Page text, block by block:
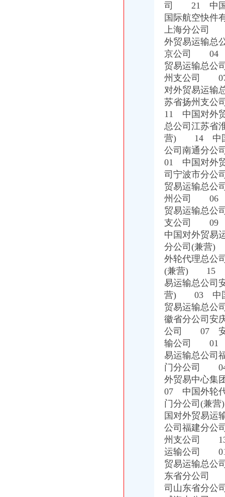
青岛饮料代理公司-青岛饮料代理厂家-|必途青岛饮料代理公司排行榜
价格,厂家,图片,进出口全套代理,重庆市金利国际货物代理有限
重庆雷行天下国际商贸-重庆雷行天下国际商贸招商|重庆雷行天下国际
第32页广东中南美货代公司广东中南美货运代理公司黄页广东中南美
【重庆北京天地顺聘货运代理公司】网点,地址,电话,营业时间-大
专业代理DHL出口到尼泊尔空运到尼泊尔EMS可接液体末,厂家推
化妆品快递巴哈马专业出口敏感货-厂家|供应商-采购国际货物运输出
路运代理业务厂家_路运代理业务厂家/公司-阿里巴巴公司黄页
【重庆北京天地顺聘货运代理公司】网点,地址,电话,营业时间-大
中东专线深圳市飞达国际货运代理有限公司有[公司已核实]-搜狐
郑州报关代理黄页、郑州报关代理公司名录、郑州报关代理供应商、
国内速递代理厂家_国内速递代理厂家/公司-阿里巴巴公司黄页
第45页装货货代公司装货货运代理公司黄页装货货代企业查询-
中原地产免中介费家代理“重庆瑞安天地”-房产新闻-重庆搜狐焦点网
中原地产免中介费家代理“重庆瑞安天地”-房产新闻-重庆搜狐焦点网
重庆恒信天地房地产代理有限公司发展战略研究-收费硕士博士论文-论
重庆市衣服快递到爱尔兰价格门到门国际包税出口服务（图）-供应信
关于公布国际货物运输代理企业名单的通知-法规库-110网
重庆易亿服装贸易有限公司,主营：服装服饰,箱包设计及销售；品
香港进口花王眼罩清关到重庆】国际进口物流,价格,厂家,供应
重庆进口美国咖啡清关运输到成都需要多长时间【-成都进出口代理】
司 21 中国
国际航空快
上海分公司
外贸易运输
京公司 04
贸易运输总
州支公司 07
对外贸易运
苏省扬州支
11 中国对外
总公司江苏
营) 14 中国
公司南通分
01 中国对外
司宁波市分
贸易运输总
州公司 06
贸易运输总
支公司 09
中国对外贸
分公司(兼营
外轮代理总
(兼营) 15 大
易运输总公
营) 03 中国
贸易运输总
徽省分公司
公司 07 安
输公司 01
易运输总公
门分公司 04
外贸易中心
07 中国外轮
门分公司(兼
国对外贸易
公司福建分
州支公司 13
运输公司 01
贸易运输总
东省分公司
司山东省分